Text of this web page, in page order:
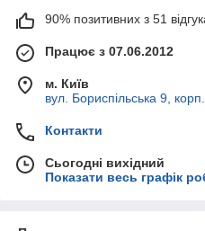
90% позитивних з 51
Працює з 07.06.2012
м. Київ
вул. Бориспільська 9,
Контакти
Сьогодні вихідний
Показати весь графік